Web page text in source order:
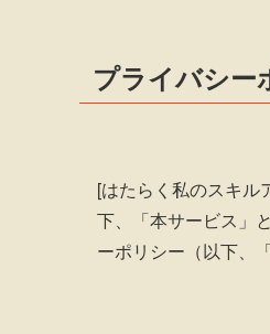
プライバシー
[はたらく私のスキル
下、「本サービス」
ーポリシー（以下、